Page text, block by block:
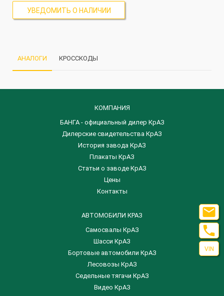
УВЕДОМИТЬ О НАЛИЧИИ
АНАЛОГИ КРОССКОДЫ
КОМПАНИЯ
БАНГА - официальный дилер КрАЗ
Дилерские свидетельства КрАЗ
История завода КрАЗ
Плакаты КрАЗ
Статьи о заводе КрАЗ
Цены
Контакты
АВТОМОБИЛИ КРАЗ
Самосвалы КрАЗ
Шасси КрАЗ
Бортовые автомобили КрАЗ
Лесовозы КрАЗ
Седельные тягачи КрАЗ
Видео КрАЗ


VIN